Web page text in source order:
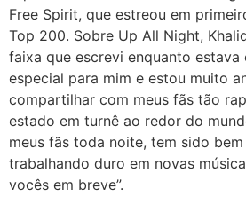
Free Spirit, que estreou em
Top 200. Sobre Up All Night,
faixa que escrevi enquanto estava
especial para mim e estou muito
compartilhar com meus fãs tão
estado em turnê ao redor do
meus fãs toda noite, tem sido
trabalhando duro em novas
vocês em breve”.